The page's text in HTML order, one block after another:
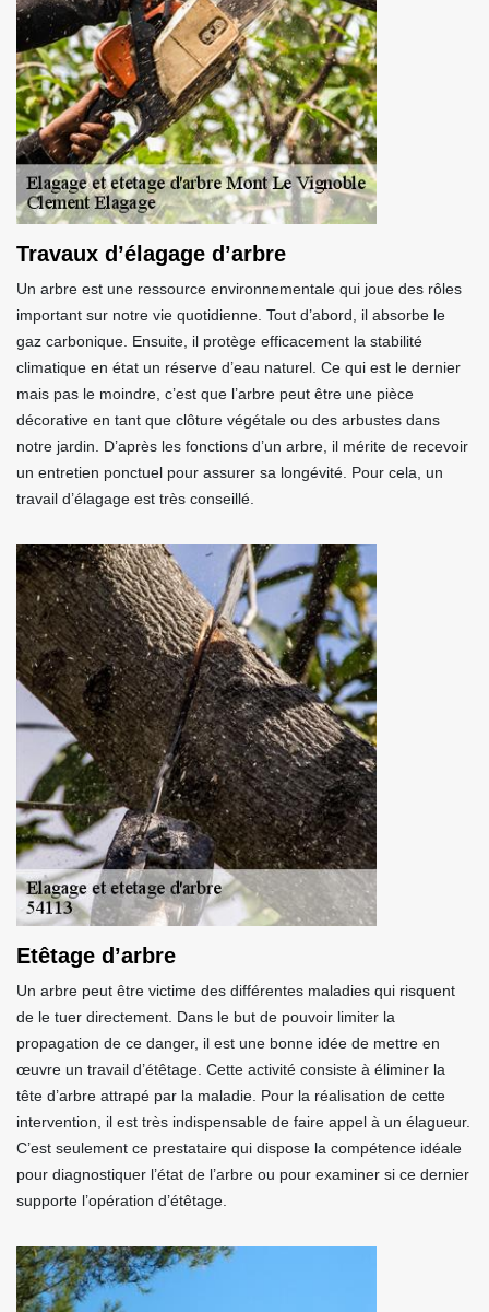
Travaux d’élagage d’arbre
Un arbre est une ressource environnementale qui joue des rôles
important sur notre vie quotidienne. Tout d’abord, il absorbe le
gaz carbonique. Ensuite, il protège efficacement la stabilité
climatique en état un réserve d’eau naturel. Ce qui est le dernier
mais pas le moindre, c’est que l’arbre peut être une pièce
décorative en tant que clôture végétale ou des arbustes dans
notre jardin. D’après les fonctions d’un arbre, il mérite de recevoir
un entretien ponctuel pour assurer sa longévité. Pour cela, un
travail d’élagage est très conseillé.
Etêtage d’arbre
Un arbre peut être victime des différentes maladies qui risquent
de le tuer directement. Dans le but de pouvoir limiter la
propagation de ce danger, il est une bonne idée de mettre en
œuvre un travail d’étêtage. Cette activité consiste à éliminer la
tête d’arbre attrapé par la maladie. Pour la réalisation de cette
intervention, il est très indispensable de faire appel à un élagueur.
C’est seulement ce prestataire qui dispose la compétence idéale
pour diagnostiquer l’état de l’arbre ou pour examiner si ce dernier
supporte l’opération d’étêtage.